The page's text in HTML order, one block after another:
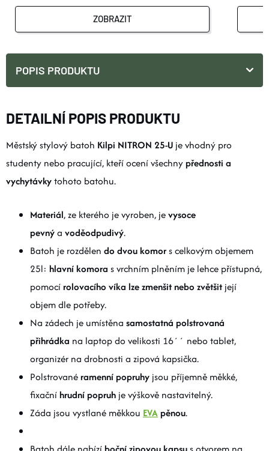
ZOBRAZIT
POPIS PRODUKTU
DETAILNÍ POPIS PRODUKTU
Městský stylový batoh Kilpi NITRON 25-U je vhodný pro
studenty nebo pracující, kteří ocení všechnypřednosti a
vychytávkytohoto batohu.
Materiál, ze kterého je vyroben, jevysoce
pevnýa voděodpudivý.
Batoh je rozdělen do dvou komors celkovým objemem
25l: hlavní komora s vrchním plněním je lehce přístupná,
pomocírolovacího víka lze zmenšit nebo zvětšit její
objem dle potřeby.
Na zádech je umístěna samostatná polstrovaná
přihrádka na laptop do velikosti 16´´ nebo tablet,
organizér na drobnosti a zipová kapsička.
Polstrovanéramenní popruhy jsou příjemně měkké,
fixačníhrudní popruh je výškově nastavitelný.
Záda jsou vystlané měkkou EVApěnou.